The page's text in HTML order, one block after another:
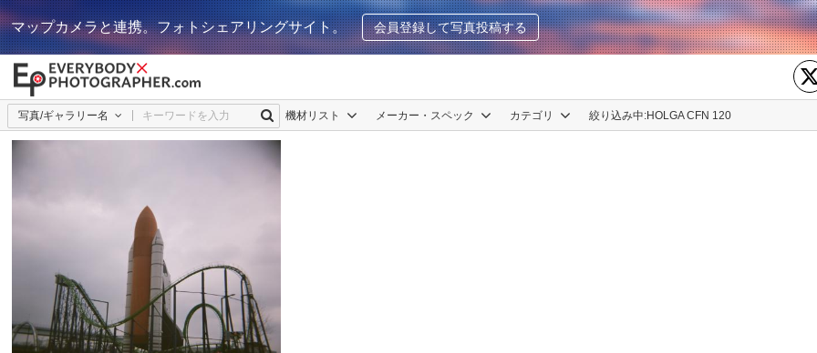
マップカメラと連携。フォトシェアリングサイト。 会員登録して写真投稿する
写真/ギャラリー名 機材リスト メーカー・スペック カテゴリ 絞り込み中:HOLGA CFN 120